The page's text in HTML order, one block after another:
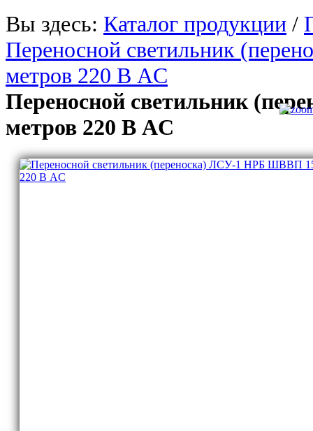
Вы здесь: Каталог продукции /
Переносной светильник
метров 220 В AC
Переносной светильник
метров 220 В AC